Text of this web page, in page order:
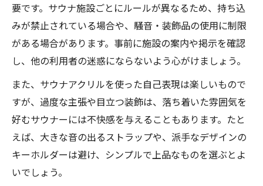
要です。サウナ施設ごとにルールが異なるため、持ち込
みが禁止されている場合や、騒音・装飾品の使用に制限
がある場合があります。事前に施設の案内や掲示を確認
し、他の利用者の迷惑にならないよう心がけましょう。
また、サウナアクリルを使った自己表現は楽しいもので
すが、過度な主張や目立つ装飾は、落ち着いた雰囲気を
好むサウナーには不快感を与えることもあります。たと
えば、大きな音の出るストラップや、派手なデザインの
キーホルダーは避け、シンプルで上品なものを選ぶとよ
いでしょう。